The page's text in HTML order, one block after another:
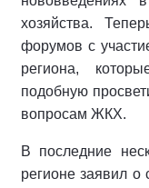
хозяйства.
форумов с
региона,
подобную
вопросам ЖКХ.
В последние
регионе заявил